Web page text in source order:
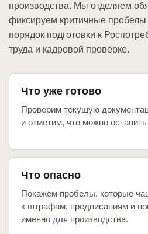
производства. Мы отделяем
фиксируем критичные
порядок подготовки к
труда и кадровой проверке.
Что уже готово
Проверим текущую
и отметим, что можно
Что опасно
Покажем пробелы, которые
к штрафам, предписаниям и
именно для производства.